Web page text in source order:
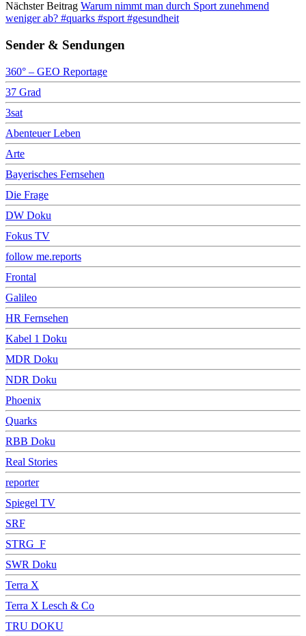
Nächster Beitrag Warum nimmt man durch Sport zunehmend
weniger ab? #quarks #sport #gesundheit
Sender & Sendungen
360° – GEO Reportage
37 Grad
3sat
Abenteuer Leben
Arte
Bayerisches Fernsehen
Die Frage
DW Doku
Fokus TV
follow me.reports
Frontal
Galileo
HR Fernsehen
Kabel 1 Doku
MDR Doku
NDR Doku
Phoenix
Quarks
RBB Doku
Real Stories
reporter
Spiegel TV
SRF
STRG_F
SWR Doku
Terra X
Terra X Lesch & Co
TRU DOKU